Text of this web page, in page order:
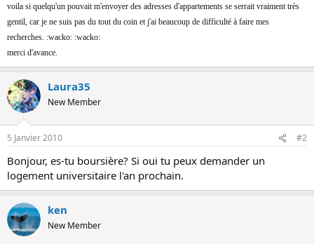
i
o
n
voila si quelqu'un pouvait m'envoyer des adresses d'appartements se serrait vraiment très
gentil, car je ne suis pas du tout du coin et j'ai beaucoup de difficulté à faire mes
recherches. :wacko: :wacko:
merci d'avance.
Laura35
New Member
5 Janvier 2010 #2
Bonjour, es-tu boursière? Si oui tu peux demander un
logement universitaire l'an prochain.
ken
New Member